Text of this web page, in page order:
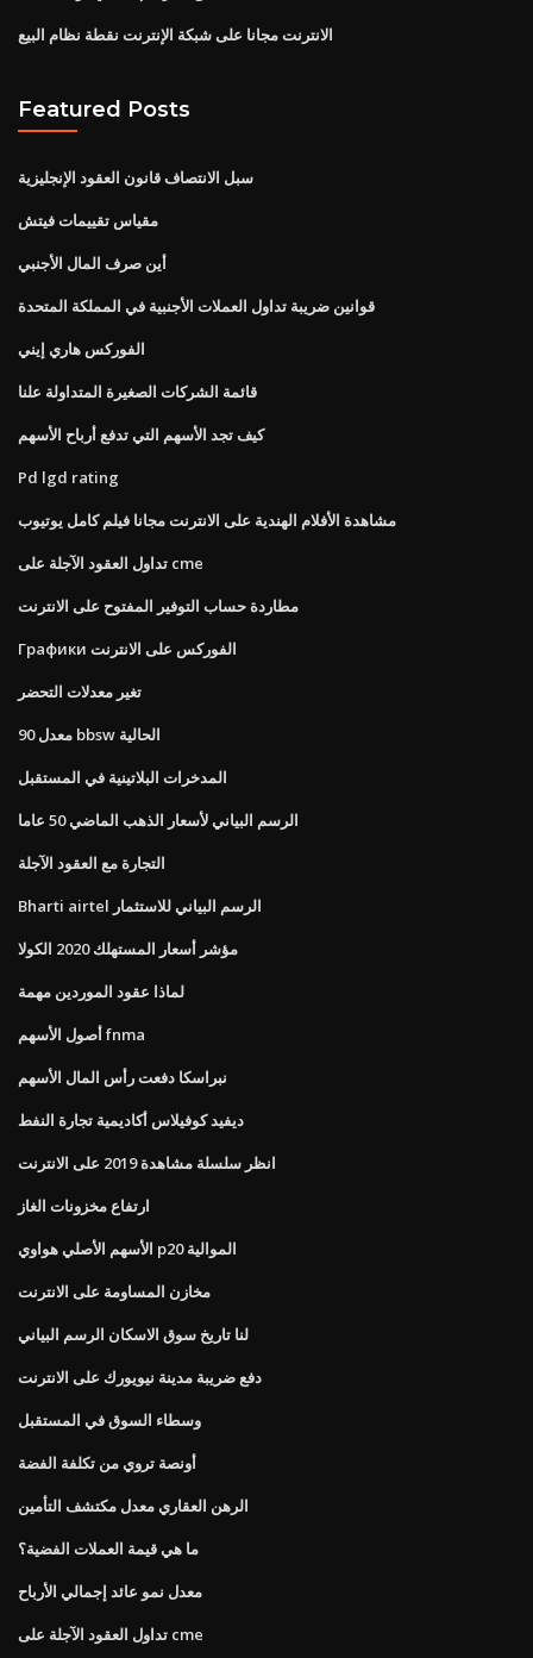
الانترنت مجانا على شبكة الإنترنت نقطة نظام البيع
Featured Posts
سبل الانتصاف قانون العقود الإنجليزية
مقياس تقييمات فيتش
أين صرف المال الأجنبي
قوانين ضريبة تداول العملات الأجنبية في المملكة المتحدة
الفوركس هاري إيني
قائمة الشركات الصغيرة المتداولة علنا
كيف تجد الأسهم التي تدفع أرباح الأسهم
Pd lgd rating
مشاهدة الأفلام الهندية على الانترنت مجانا فيلم كامل يوتيوب
تداول العقود الآجلة على cme
مطاردة حساب التوفير المفتوح على الانترنت
Графики الفوركس على الانترنت
تغير معدلات التحضر
معدل 90 bbsw الحالية
المدخرات البلاتينية في المستقبل
الرسم البياني لأسعار الذهب الماضي 50 عاما
التجارة مع العقود الآجلة
Bharti airtel الرسم البياني للاستثمار
مؤشر أسعار المستهلك 2020 الكولا
لماذا عقود الموردين مهمة
أصول الأسهم fnma
نبراسكا دفعت رأس المال الأسهم
ديفيد كوفيلاس أكاديمية تجارة النفط
انظر سلسلة مشاهدة 2019 على الانترنت
ارتفاع مخزونات الغاز
الأسهم الأصلي هواوي p20 الموالية
مخازن المساومة على الانترنت
لنا تاريخ سوق الاسكان الرسم البياني
دفع ضريبة مدينة نيويورك على الانترنت
وسطاء السوق في المستقبل
أونصة تروي من تكلفة الفضة
الرهن العقاري معدل مكتشف التأمين
ما هي قيمة العملات الفضية؟
معدل نمو عائد إجمالي الأرباح
تداول العقود الآجلة على cme